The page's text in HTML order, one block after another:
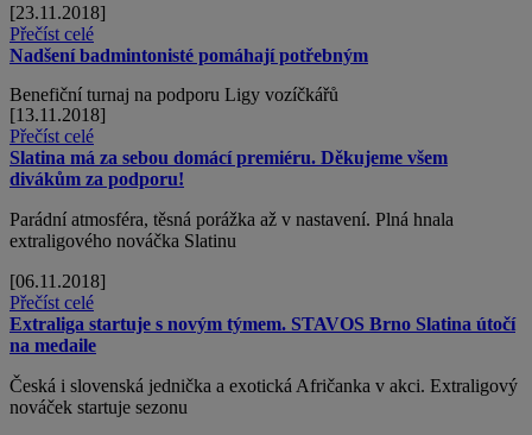
[23.11.2018]
Přečíst celé
Nadšení badmintonisté pomáhají potřebným
Benefiční turnaj na podporu Ligy vozíčkářů
[13.11.2018]
Přečíst celé
Slatina má za sebou domácí premiéru. Děkujeme všem
divákům za podporu!
Parádní atmosféra, těsná porážka až v nastavení. Plná hnala
extraligového nováčka Slatinu
[06.11.2018]
Přečíst celé
Extraliga startuje s novým týmem. STAVOS Brno Slatina útočí
na medaile
Česká i slovenská jednička a exotická Afričanka v akci. Extraligový
nováček startuje sezonu